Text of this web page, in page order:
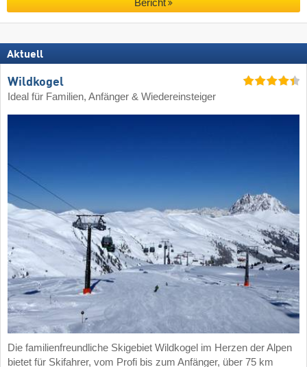
Bericht
Aktuell
Wildkogel
Ideal für Familien, Anfänger & Wiedereinsteiger
Die familienfreundliche Skigebiet Wildkogel im Herzen der Alpen
bietet für Skifahrer, vom Profi bis zum Anfänger, über 75 km